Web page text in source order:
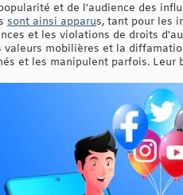
et de l'audience des
sont ainsi apparus, tant pour les
et les violations de droits
mobilières et la
et les manipulent parfois.